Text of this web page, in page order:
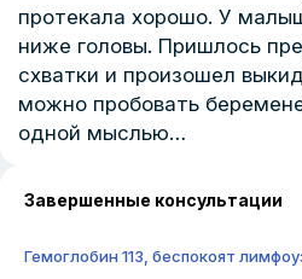
протекала хорошо. У
ниже головы. Пришлось
схватки и произошел
можно пробовать
одной мыслью…
Завершенные консультации
Гемоглобин 113, беспокоят